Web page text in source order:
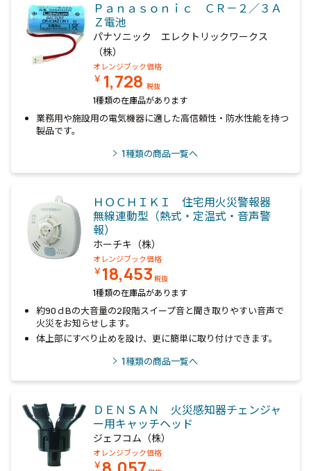
Ｐａｎａｓｏｎｉｃ ＣＲ－２／３Ａ
Ｚ電池
パナソニック エレクトリックワークス
（株）
オレンジブック価格
￥ 1,728 税抜
1種類の在庫品があります
業務用や施設用の電気機器に適した高信頼性・防水性能を持つ
製品です。
1種類の商品一覧へ
ＨＯＣＨＩＫＩ 住宅用火災警報器
無線連動型（熱式・定温式・音声警
報）
ホーチキ（株）
オレンジブック価格
￥18,453 税抜
1種類の在庫品があります
約90ｄBの大音量の2段階スイープ音と聞き取りやすい音声で
火災をお知らせします。
体上部にすべり止めを設け、更に簡単に取り付けできます。
1種類の商品一覧へ
ＤＥＮＳＡＮ 火災感知器チェンジャ
ー用キャッチヘッド
ジェフコム（株）
オレンジブック価格
￥